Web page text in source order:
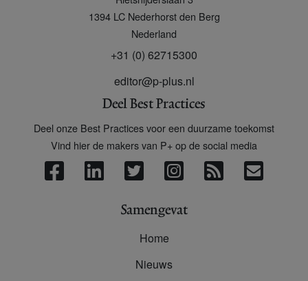
1394 LC Nederhorst den Berg
Nederland
+31 (0) 62715300
editor@p-plus.nl
Deel Best Practices
Deel onze Best Practices voor een duurzame toekomst
Vind hier de makers van P+ op de social media
Samengevat
Home
Nieuws